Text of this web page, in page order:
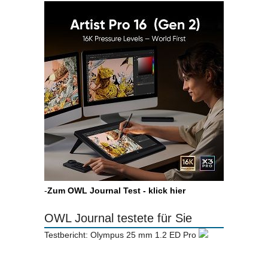
-Zum OWL Journal Test - klick hier
OWL Journal testete für Sie
Testbericht: Olympus 25 mm 1.2 ED Pro